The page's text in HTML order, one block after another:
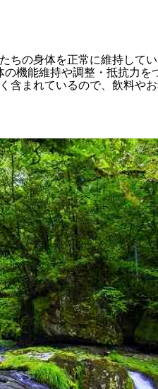
ちの身体を正常に維持し
機能維持や調整・抵抗力を
まれているので、飲料や